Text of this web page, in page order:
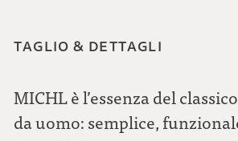
TAGLIO & DETTAGLI
MICHL è l’essenza del
da uomo: semplice,